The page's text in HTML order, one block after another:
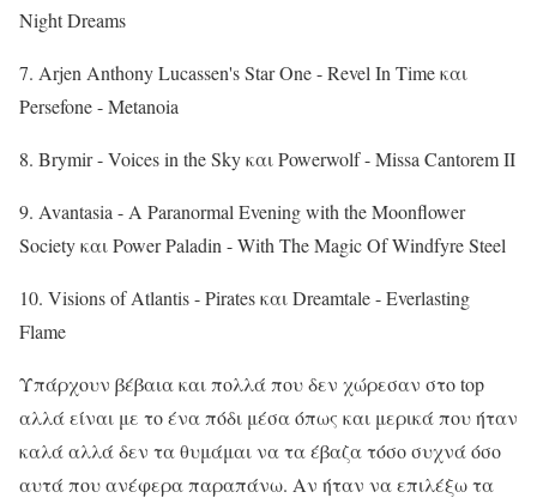
Night Dreams
7. Arjen Anthony Lucassen's Star One - Revel In Time και
Persefone - Metanoia
8. Brymir - Voices in the Sky και Powerwolf - Missa Cantorem II
9. Avantasia - A Paranormal Evening with the Moonflower
Society και Power Paladin - With The Magic Of Windfyre Steel
10. Visions of Atlantis - Pirates και Dreamtale - Everlasting
Flame
Υπάρχουν βέβαια και πολλά που δεν χώρεσαν στο top
αλλά είναι με το ένα πόδι μέσα όπως και μερικά που ήταν
καλά αλλά δεν τα θυμάμαι να τα έβαζα τόσο συχνά όσο
αυτά που ανέφερα παραπάνω. Αν ήταν να επιλέξω τα